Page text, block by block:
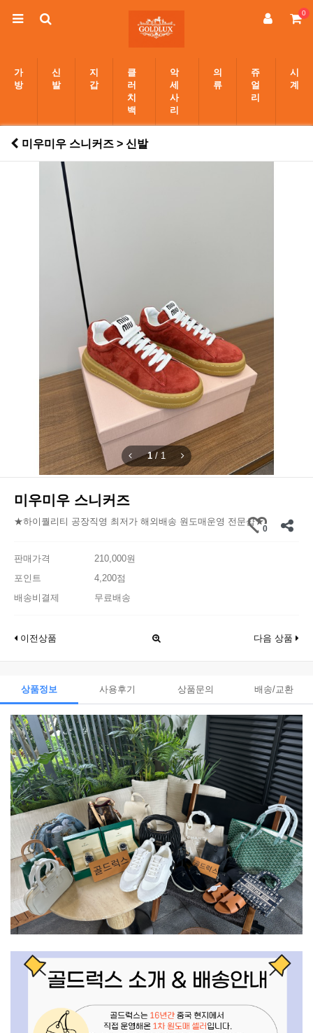
0
가
방
신
발
지
갑
클
러
치
백
악
세
사
리
의
류
쥬
얼
리
시
계
미우미우 스니커즈 > 신발
1 / 1
미우미우 스니커즈
★하이퀄리티 공장직영 최저가 해외배송 원도매운영 전문샵★
0
판매가격
210,000원
포인트
4,200점
배송비결제
무료배송
이전상품 다음 상품
상품정보 사용후기 상품문의 배송/교환